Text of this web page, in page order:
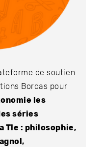
de soutien
Bordas pour
les
séries
Tle : philosophie,